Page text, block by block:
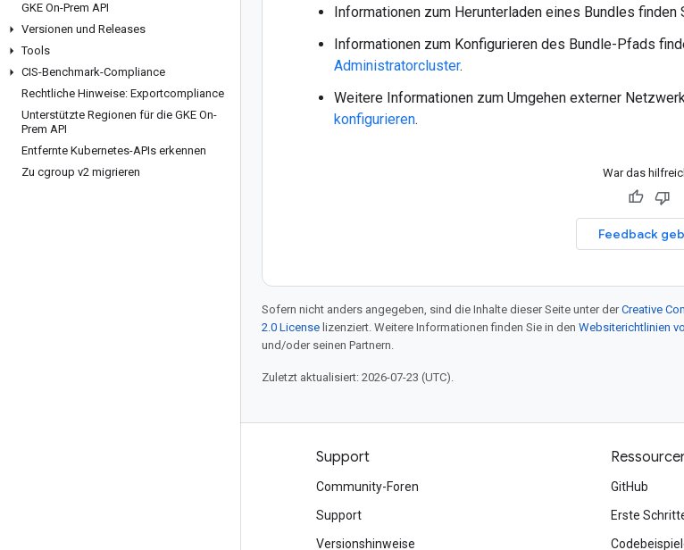
GKE On-Prem API
Versionen und Releases
Tools
CIS-Benchmark-Compliance
Rechtliche Hinweise: Exportcompliance
Unterstützte Regionen für die GKE On-
Prem API
Entfernte Kubernetes-APIs erkennen
Zu cgroup v2 migrieren
Informationen zum Herunterladen eines Bundles finden
Informationen zum Konfigurieren des Bundle-Pfads
Administratorcluster.
Weitere Informationen zum Umgehen externer
konfigurieren.
War das
Feedback
Sofern nicht anders angegeben, sind die Inhalte dieser Seite unter derCreative
2.0 License lizenziert. Weitere Informationen finden Sie in den Websiterichtlinien
und/oder seinen Partnern.
Zuletzt aktualisiert: 2026-07-23 (UTC).
Support
Community-Foren
Support
Versionshinweise
GitHub
Erste